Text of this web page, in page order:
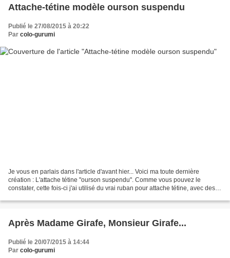
Attache-tétine modèle ourson suspendu
Publié le 27/08/2015 à 20:22
Par colo-gurumi
Je vous en parlais dans l'article d'avant hier... Voici ma toute dernière
création : L'attache tétine "ourson suspendu". Comme vous pouvez le
constater, cette fois-ci j'ai utilisé du vrai ruban pour attache tétine, avec des
Après Madame Girafe, Monsieur Girafe...
Publié le 20/07/2015 à 14:44
Par colo-gurumi